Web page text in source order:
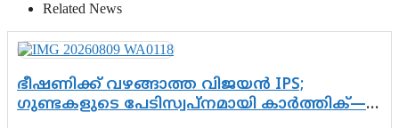
Related News
ഭീഷണിക്ക് വഴങ്ങാത്ത വിജയൻ IPS;
ഗുണ്ടകളുടെ പേടിസ്വപ്നമായി കാർത്തിക്—